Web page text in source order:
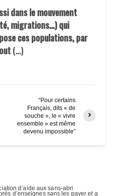
dans le mouvement
migrations…) qui
ces populations, par
(…)
“Pour certains
Français, dits « de
souche », le « vivre
ensemble » est même
devenu impossible”